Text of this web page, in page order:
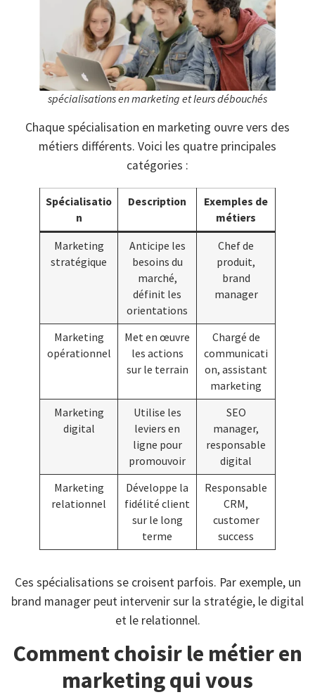
spécialisations en marketing et leurs débouchés
Chaque spécialisation en marketing ouvre vers des
métiers différents. Voici les quatre principales
catégories :
Spécialisatio
n
Description
Exemples de
métiers
Marketing
stratégique
Anticipe les
besoins du
marché,
définit les
orientations
Chef de
produit,
brand
manager
Marketing
opérationnel
Met en œuvre
les actions
sur le terrain
Chargé de
communicati
on, assistant
marketing
Marketing
digital
Utilise les
leviers en
ligne pour
promouvoir
SEO
manager,
responsable
digital
Marketing
relationnel
Développe la
fidélité client
sur le long
terme
Responsable
CRM,
customer
success
Ces spécialisations se croisent parfois. Par exemple, un
brand manager peut intervenir sur la stratégie, le digital
et le relationnel.
Comment choisir le métier en
marketing qui vous